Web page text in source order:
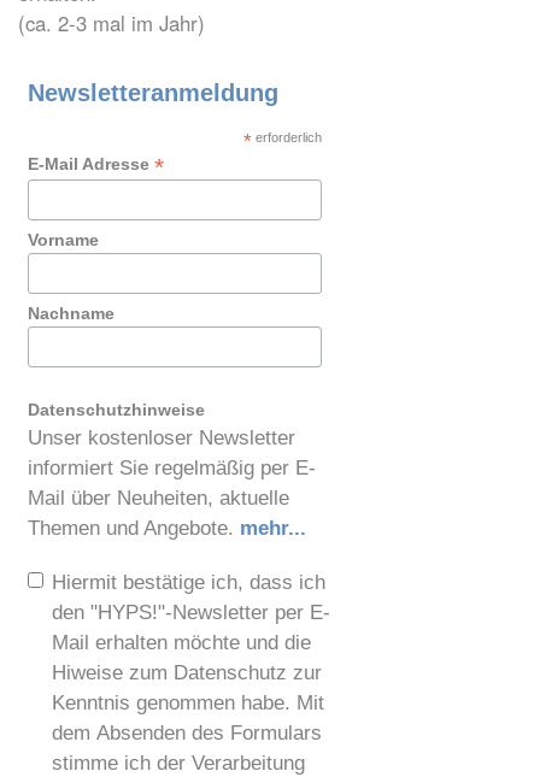
(ca. 2-3 mal im Jahr)
Newsletteranmeldung
*erforderlich
E-Mail Adresse *
Vorname
Nachname
Datenschutzhinweise
Unser kostenloser Newsletter
informiert Sie regelmäßig per E-
Mail über Neuheiten, aktuelle
Themen und Angebote. mehr...
Hiermit bestätige ich, dass ich
den "HYPS!"-Newsletter per E-
Mail erhalten möchte und die
Hiweise zum Datenschutz zur
Kenntnis genommen habe. Mit
dem Absenden des Formulars
stimme ich der Verarbeitung